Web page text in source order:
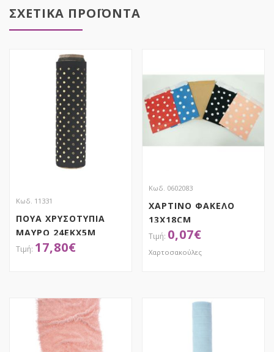
ΣΧΕΤΙΚΑ ΠΡΟΪΟΝΤΑ
Κωδ. 11331
ΠΟΥΑ ΧΡΥΣΟΤΥΠΙΑ
ΜΑΥΡΟ 24EKX5M
ΜΙΚΡΟΦΙΜΠΑ
17,80€
Κωδ. 0602083
ΧΑΡΤΙΝΟ ΦΑΚΕΛΟ
13X18CM
0,07€
Χαρτοσακούλες